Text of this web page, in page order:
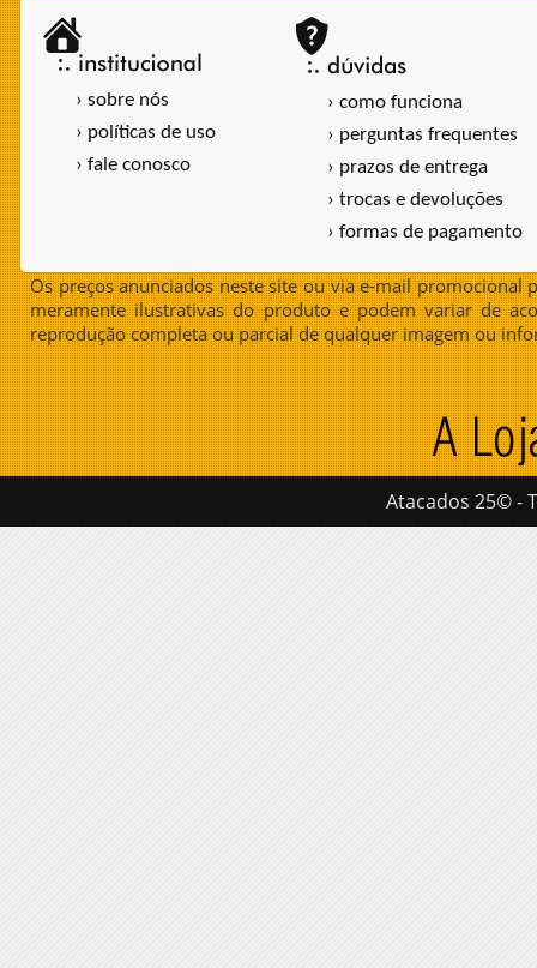
› sobre nós
› políticas de uso
› fale conosco
› como funciona
› perguntas frequentes
› prazos de entrega
› trocas e devoluções
› formas de pagamento
Os preços anunciados neste site ou via e-mail
meramente ilustrativas do produto e podem variar de
reprodução completa ou parcial de qualquer imagem ou
Atacados 25© -